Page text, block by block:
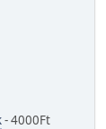
- 4000Ft